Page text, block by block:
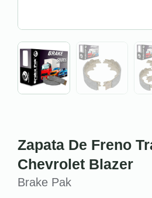
Zapata De Freno
Chevrolet Blazer
Brake Pak